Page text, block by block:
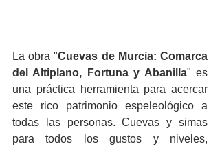
La obra "Cuevas de Murcia: Comarca
del Altiplano, Fortuna y Abanilla" es
una práctica herramienta para acercar
este rico patrimonio espeleológico a
todas las personas. Cuevas y simas
para todos los gustos y niveles,